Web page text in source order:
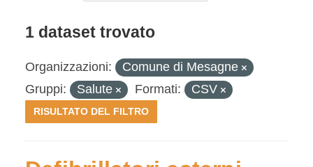
1 dataset trovato
Organizzazioni:
Comune di Mesagne
Gruppi:
Salute Formati: CSV
RISULTATO DEL FILTRO